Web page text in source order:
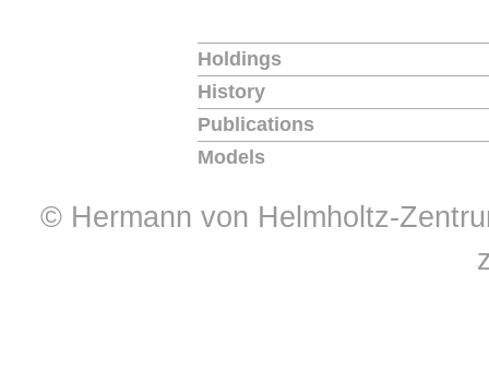
Holdings
History
Publications
Models
© Hermann von Helmholtz-